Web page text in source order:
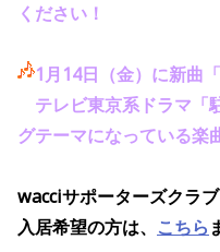
ください！
1月14日（金）に新曲
テレビ東京系ドラマ「
グテーマになっている楽
wacciサポーターズクラ
入居希望の方は、 こちら